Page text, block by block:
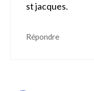
st jacques.
Répondre